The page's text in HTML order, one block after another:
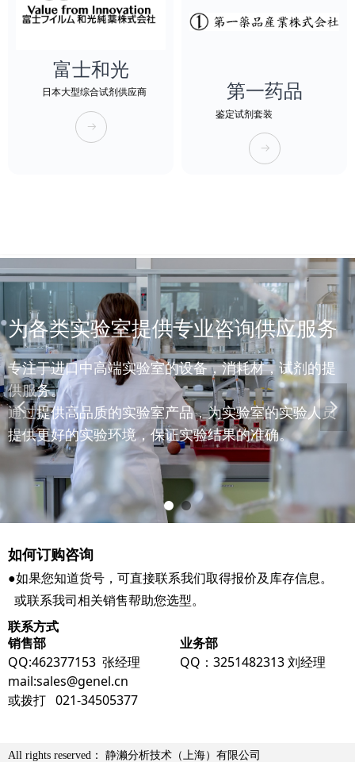
富士和光
日本大型综合试剂供应商
뀠
第一药品
鉴定试剂套装
뀠
销售部
QQ:462377153 张经理
mail:sales@genel.cn
或拨打 021-34505377
联系方式
如何订购咨询
●如果您知道货号，可直接联系我们取得报价及库存信息。
或联系我司相关销售帮助您选型。
业务部
QQ：3251482313 刘经理
为各类实验室提供专业咨询供应服务
专注于进口中高端实验室的设备，消耗材，试剂的提
供服务。
通过提供高品质的实验室产品，为实验室的实验人员
提供更好的实验环境，保证实验结果的准确。
넳 넲
All rights reserved： 静濑分析技术（上海）有限公司